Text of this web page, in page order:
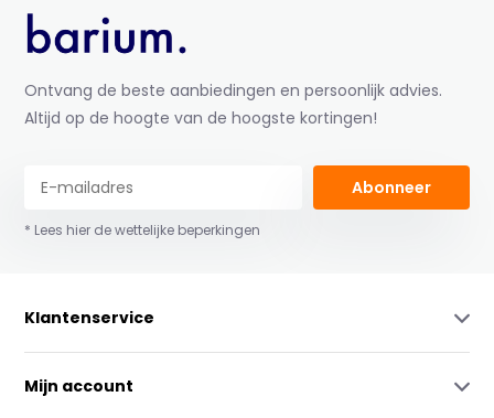
Ontvang de beste aanbiedingen en persoonlijk advies.
Altijd op de hoogte van de hoogste kortingen!
Abonneer
* Lees hier de wettelijke beperkingen
Klantenservice
Mijn account